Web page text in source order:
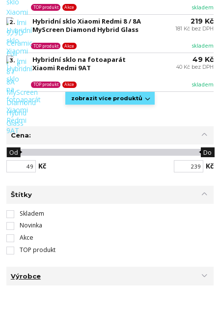
skladem
TOP produkt Akce
2.
Hybridní sklo Xiaomi Redmi 8 / 8A
MyScreen Diamond Hybrid Glass
skladem
TOP produkt Akce
219 Kč
181 Kč bez DPH
3.
Hybridní sklo na fotoaparát
Xiaomi Redmi 9AT
skladem
TOP produkt Akce
49 Kč
40 Kč bez DPH
zobrazit více produktů
Cena:
Kč
Od Do
Kč
Štítky
Skladem
Novinka
Akce
TOP produkt
Výrobce